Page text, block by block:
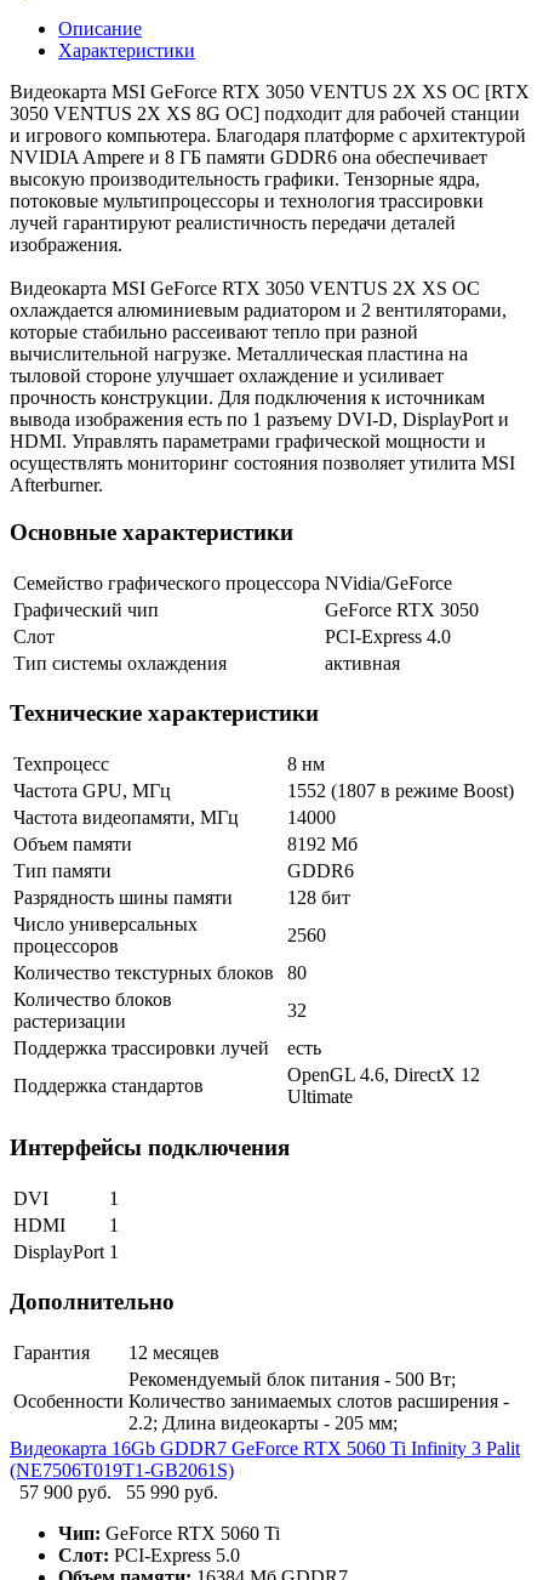
Описание
Характеристики
Видеокарта MSI GeForce RTX 3050 VENTUS 2X XS OC [RTX
3050 VENTUS 2X XS 8G OC] подходит для рабочей станции
и игрового компьютера. Благодаря платформе с архитектурой
NVIDIA Ampere и 8 ГБ памяти GDDR6 она обеспечивает
высокую производительность графики. Тензорные ядра,
потоковые мультипроцессоры и технология трассировки
лучей гарантируют реалистичность передачи деталей
изображения.
Видеокарта MSI GeForce RTX 3050 VENTUS 2X XS OC
охлаждается алюминиевым радиатором и 2 вентиляторами,
которые стабильно рассеивают тепло при разной
вычислительной нагрузке. Металлическая пластина на
тыловой стороне улучшает охлаждение и усиливает
прочность конструкции. Для подключения к источникам
вывода изображения есть по 1 разъему DVI-D, DisplayPort и
HDMI. Управлять параметрами графической мощности и
осуществлять мониторинг состояния позволяет утилита MSI
Afterburner.
Основные характеристики
Семейство графического процессора NVidia/GeForce
Графический чип
GeForce RTX 3050
Слот
PCI-Express 4.0
Тип системы охлаждения
активная
Технические характеристики
Техпроцесс
8 нм
Частота GPU, МГц
1552 (1807 в режиме Boost)
Частота видеопамяти, МГц
14000
Объем памяти
8192 Мб
Тип памяти
GDDR6
Разрядность шины памяти
128 бит
Число универсальных
процессоров
2560
Количество текстурных блоков
80
Количество блоков
растеризации
32
Поддержка трассировки лучей
есть
Поддержка стандартов
OpenGL 4.6, DirectX 12
Ultimate
Интерфейсы подключения
DVI
1
HDMI
1
DisplayPort 1
Дополнительно
Гарантия 12 месяцев
Особенности
Рекомендуемый блок питания - 500 Вт;
Количество занимаемых слотов расширения -
2.2; Длина видеокарты - 205 мм;
Видеокарта 16Gb GDDR7 GeForce RTX 5060 Ti Infinity 3 Palit
(NE7506T019T1-GB2061S)
57 900 руб.
55 990 руб.
Чип: GeForce RTX 5060 Ti
Слот: PCI-Express 5.0